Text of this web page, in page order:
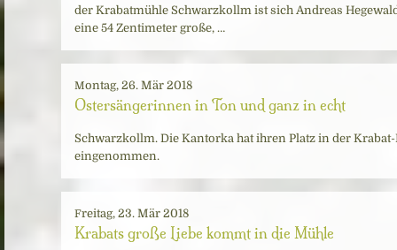
der Krabatmühle Schwarzkollm ist sich Andreas
eine 54 Zentimeter große, …
Montag, 26. Mär 2018
Ostersängerinnen in Ton und ganz in echt
Schwarzkollm. Die Kantorka hat ihren Platz in der
eingenommen.
Freitag, 23. Mär 2018
Krabats große Liebe kommt in die Mühle